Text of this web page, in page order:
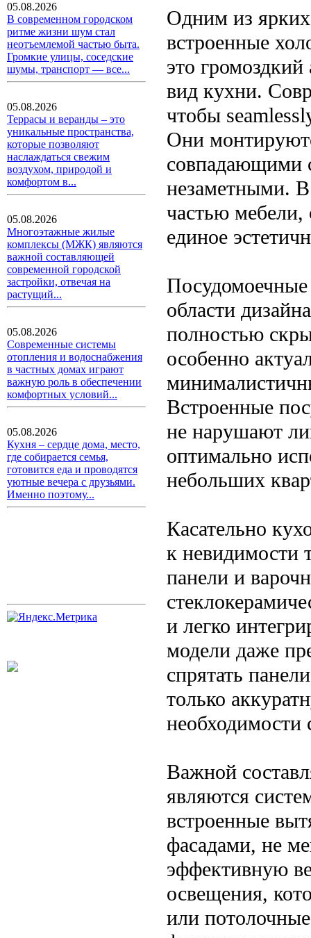
05.08.2026
В современном городском
ритме жизни шум стал
неотъемлемой частью быта.
Громкие улицы, соседские
шумы, транспорт — все...
05.08.2026
Террасы и веранды – это
уникальные пространства,
которые позволяют
наслаждаться свежим
воздухом, природой и
комфортом в...
05.08.2026
Многоэтажные жилые
комплексы (МЖК) являются
важной составляющей
современной городской
застройки, отвечая на
растущий...
05.08.2026
Современные системы
отопления и водоснабжения
в частных домах играют
важную роль в обеспечении
комфортных условий...
05.08.2026
Кухня – сердце дома, место,
где собирается семья,
готовится еда и проводятся
уютные вечера с друзьями.
Именно поэтому...
Одним из
встроенные
это
вид кухни.
чтобы
Они
совпадающими
незаметными. В
частью мебели,
единое
области
полностью
особенно
Встроенные
не нарушают
оптимально
небольших
Касательно
к невидимости
панели и
и легко
модели даже
спрятать
только
необходимости
Важной
являются
встроенные
фасадами, не
эффективную
освещения,
или